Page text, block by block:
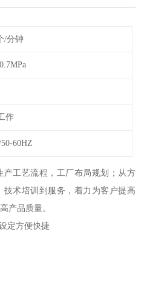
/分钟
作
60HZ
工艺流程，工厂布局规划；从方
术培训到服务，着力为客户提高
产品质量。
定方便快捷